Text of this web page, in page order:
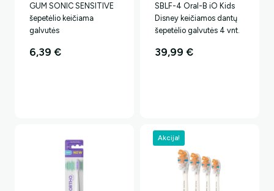
GUM SONIC SENSITIVE
šepetėlio keičiama
galvutės
6,39€
SBLF-4 Oral-B iO Kids
Disney keičiamos dantų
šepetėlio galvutės 4 vnt.
39,99€
Akcija!